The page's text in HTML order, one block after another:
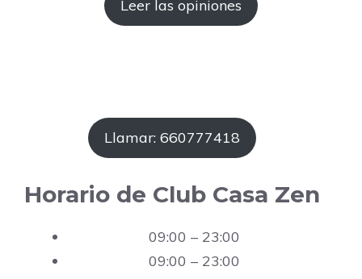
Leer las opiniones
Llamar: 660777418
Horario de Club Casa Zen
09:00 – 23:00
09:00 – 23:00